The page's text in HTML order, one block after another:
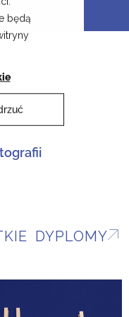
będą
DYPLOMY